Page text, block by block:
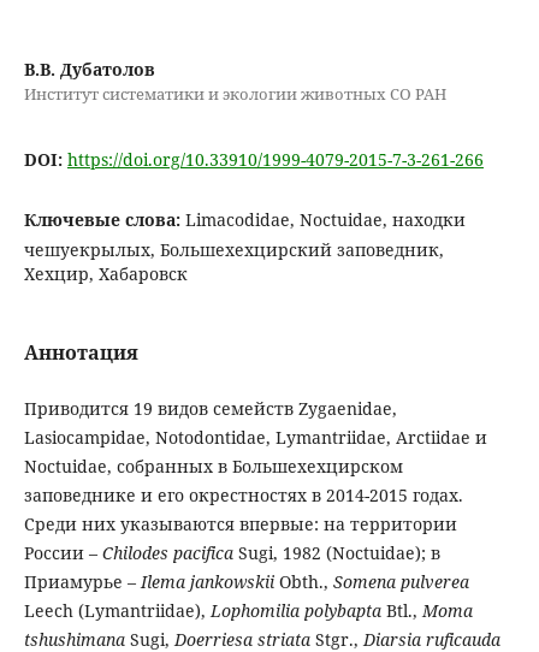
В.В. Дубатолов
Институт систематики и экологии животных СО РАН
DOI: https://doi.org/10.33910/1999-4079-2015-7-3-261-266
Ключевые слова: Limacodidae, Noctuidae, находки
чешуекрылых, Большехехцирский заповедник,
Хехцир, Хабаровск
Аннотация
Приводится 19 видов семейств Zygaenidae,
Lasiocampidae, Notodontidae, Lymantriidae, Arctiidae и
Noctuidae, собранных в Большехехцирском
заповеднике и его окрестностях в 2014-2015 годах.
Среди них указываются впервые: на территории
России – Chilodes pacifica Sugi, 1982 (Noctuidae); в
Приамурье –Ilema jankowskii Obth., Somena pulverea
Leech (Lymantriidae),Lophomilia polybapta Btl.,Moma
tshushimana Sugi,Doerriesa striata Stgr.,Diarsia ruficauda